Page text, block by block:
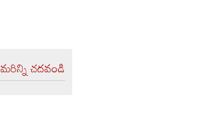
మరిన్ని చదవండి